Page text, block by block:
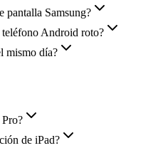
pantalla Samsung?
teléfono Android roto?
mismo día?
de iPad?